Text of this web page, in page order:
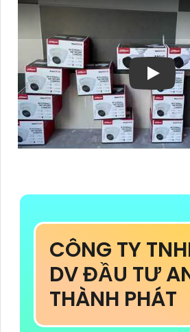
CÔNG TY
DV ĐẦU TƯ
THÀNH PHÁT